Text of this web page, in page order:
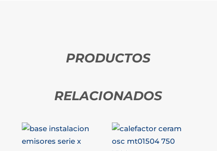
PRODUCTOS
RELACIONADOS